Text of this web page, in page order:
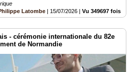
Latombe | 15/07/2026 | Vu 349697 fois
- cérémonie internationale du 82e
de Normandie